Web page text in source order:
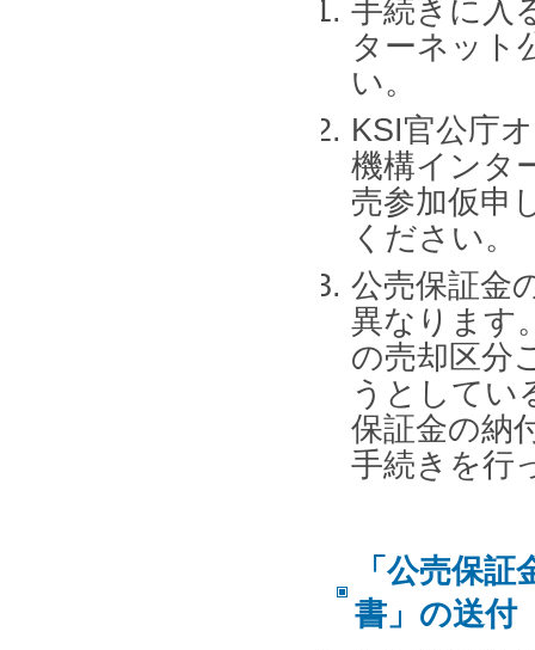
手続きに入
ターネット
い。
KSI官公庁
機構インタ
売参加仮申
ください。
公売保証金
異なります
の売却区分
うとしてい
保証金の納
手続きを行
「公売保
書」の送付